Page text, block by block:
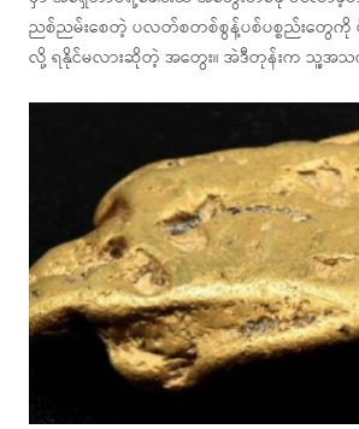
ညစ်ညမ်းစေတဲ့ ပလတ်စတစ်စွန့်ပစ်ပစ္စည်းတွေကို ဖိ
လို့ ရနိုင်မလားဆိုတဲ့ အတွေး။ အဲဒီတုန်းက သူ့အသ